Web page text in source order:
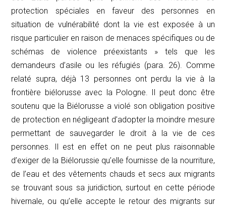
protection spéciales en faveur des personnes en
situation de vulnérabilité dont la vie est exposée à un
risque particulier en raison de menaces spécifiques ou de
schémas de violence préexistants » tels que les
demandeurs d’asile ou les réfugiés (para. 26). Comme
relaté supra, déjà 13 personnes ont perdu la vie à la
frontière biélorusse avec la Pologne. Il peut donc être
soutenu que la Biélorusse a violé son obligation positive
de protection en négligeant d’adopter la moindre mesure
permettant de sauvegarder le droit à la vie de ces
personnes. Il est en effet on ne peut plus raisonnable
d’exiger de la Biélorussie qu’elle fournisse de la nourriture,
de l’eau et des vêtements chauds et secs aux migrants
se trouvant sous sa juridiction, surtout en cette période
hivernale, ou qu’elle accepte le retour des migrants sur